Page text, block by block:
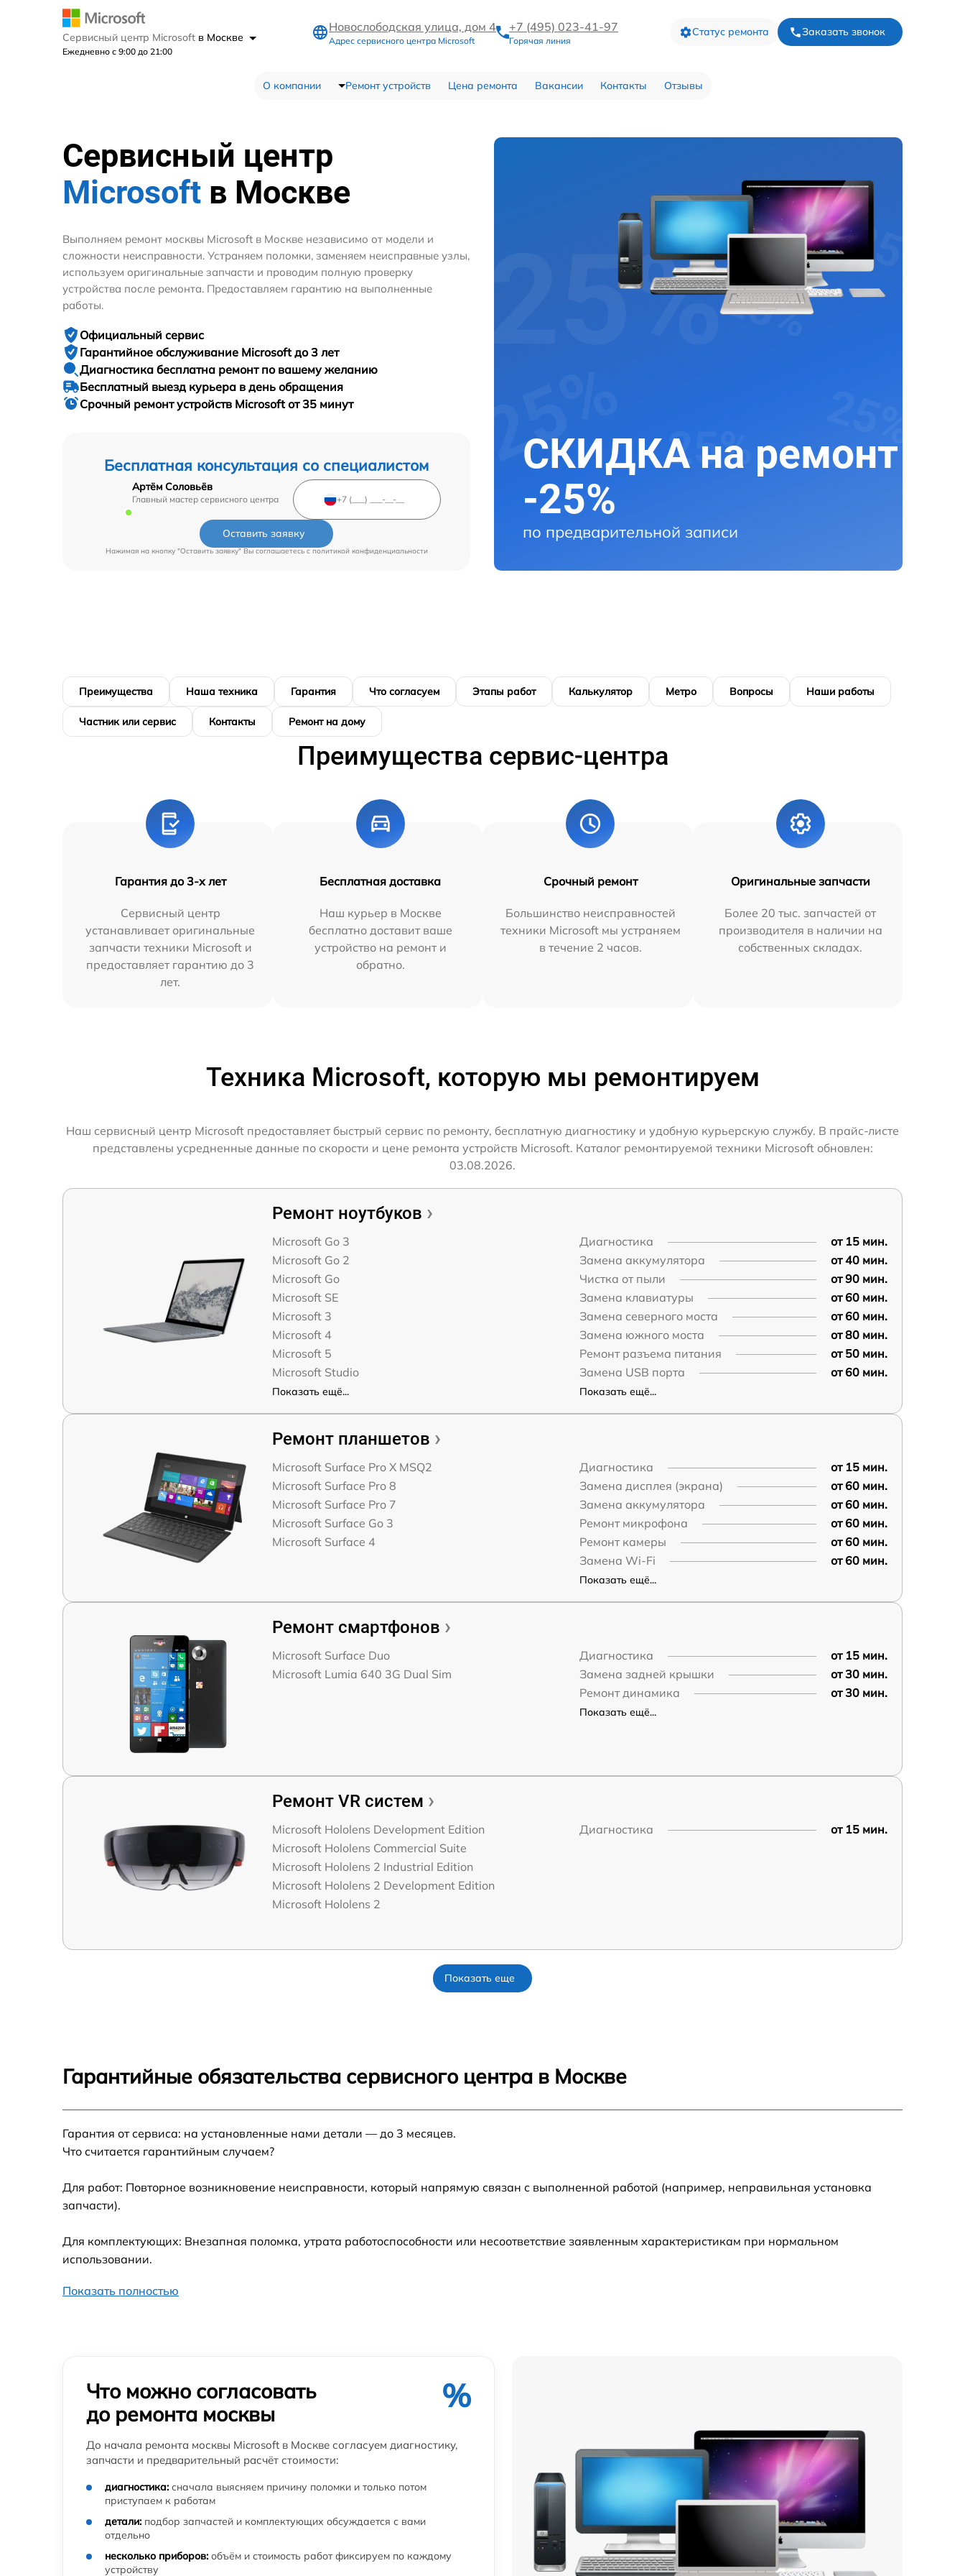
Сервисный центр Microsoft в Москве
Ежедневно с 9:00 до 21:00
Новослободская улица, дом 4
Адрес сервисного центра Microsoft
+7 (495) 023-41-97
Горячая линия
Статус ремонта Заказать звонок
О компании Ремонт устройств Цена ремонта Вакансии Контакты Отзывы
Сервисный центр
Microsoft в Москве
Бесплатная консультация со специалистом
Артём Соловьёв
Главный мастер сервисного центра
Оставить заявку
Нажимая на кнопку "Оставить заявку" Вы соглашаетесь cполитикой конфиденциальности
Выполняем ремонт москвы Microsoft в Москве независимо от модели и
сложности неисправности. Устраняем поломки, заменяем неисправные узлы,
используем оригинальные запчасти и проводим полную проверку
устройства после ремонта. Предоставляем гарантию на выполненные
работы.
Официальный сервис
Гарантийное обслуживание Microsoft до 3 лет
Диагностика бесплатна ремонт по вашему желанию
Бесплатный выезд курьера в день обращения
Срочный ремонтустройств Microsoft от 35 минут
СКИДКА на ремонт
-25%
по предварительной записи
Преимущества Наша техника Гарантия Что согласуем Этапы работ Калькулятор Метро Вопросы Наши работы
Частник или сервис Контакты Ремонт на дому
Преимущества сервис-центра
Гарантия до 3-х лет
Сервисный центр
устанавливает оригинальные
запчасти техники Microsoft и
предоставляет гарантию до 3
лет.
Бесплатная доставка
Наш курьер в Москве
бесплатно доставит ваше
устройство на ремонт и
обратно.
Срочный ремонт
Большинство неисправностей
техники Microsoft мы устраняем
в течение 2 часов.
Оригинальные запчасти
Более 20 тыс. запчастей от
производителя в наличии на
собственных складах.
Техника Microsoft, которую мы ремонтируем
Наш сервисный центр Microsoft предоставляет быстрый сервис по ремонту, бесплатную диагностику и удобную курьерскую службу. В прайс-листе
представлены усредненные данные по скорости и цене ремонта устройств Microsoft. Каталог ремонтируемой техники Microsoft обновлен:
03.08.2026.
Ремонт ноутбуков
Microsoft Go 3
Microsoft Go 2
Microsoft Go
Microsoft SE
Microsoft 3
Microsoft 4
Microsoft 5
Microsoft Studio
Показать ещё...
Диагностика
от 15 мин.
Замена аккумулятора
от 40 мин.
Чистка от пыли
от 90 мин.
Замена клавиатуры
от 60 мин.
Замена северного моста
от 60 мин.
Замена южного моста
от 80 мин.
Ремонт разъема питания
от 50 мин.
Замена USB порта
от 60 мин.
Показать ещё...
Ремонт планшетов
Microsoft Surface Pro X MSQ2
Microsoft Surface Pro 8
Microsoft Surface Pro 7
Microsoft Surface Go 3
Microsoft Surface 4
Диагностика
от 15 мин.
Замена дисплея (экрана)
от 60 мин.
Замена аккумулятора
от 60 мин.
Ремонт микрофона
от 60 мин.
Ремонт камеры
от 60 мин.
Замена Wi-Fi
от 60 мин.
Показать ещё...
Ремонт смартфонов
Microsoft Surface Duo
Microsoft Lumia 640 3G Dual Sim
Диагностика
от 15 мин.
Замена задней крышки
от 30 мин.
Ремонт динамика
от 30 мин.
Показать ещё...
Ремонт VR систем
Microsoft Hololens Development Edition
Microsoft Hololens Commercial Suite
Microsoft Hololens 2 Industrial Edition
Microsoft Hololens 2 Development Edition
Microsoft Hololens 2
Диагностика от 15 мин.
Показать еще
Гарантийные обязательства сервисного центра в Москве
Гарантия от сервиса: на установленные нами детали — до 3 месяцев.
Что считается гарантийным случаем?
Для работ: Повторное возникновение неисправности, который напрямую связан с выполненной работой (например, неправильная установка
запчасти).
Для комплектующих: Внезапная поломка, утрата работоспособности или несоответствие заявленным характеристикам при нормальном
использовании.
Показать полностью
Что можно согласовать
до ремонта москвы
%
До начала ремонта москвы Microsoft в Москве согласуем диагностику,
запчасти и предварительный расчёт стоимости:
диагностика: сначала выясняем причину поломки и только потом
приступаем к работам
детали: подбор запчастей и комплектующих обсуждается с вами
отдельно
несколько приборов: объём и стоимость работ фиксируем по каждому
устройству